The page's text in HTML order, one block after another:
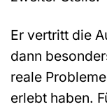
Er vertritt die
dann
reale
erlebt haben.